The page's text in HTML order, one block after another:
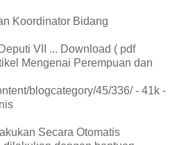
Koordinator Bidang
VII ... Download ( pdf
Mengenai Perempuan dan
blogcategory/45/336/ - 41k -
Secara Otomatis